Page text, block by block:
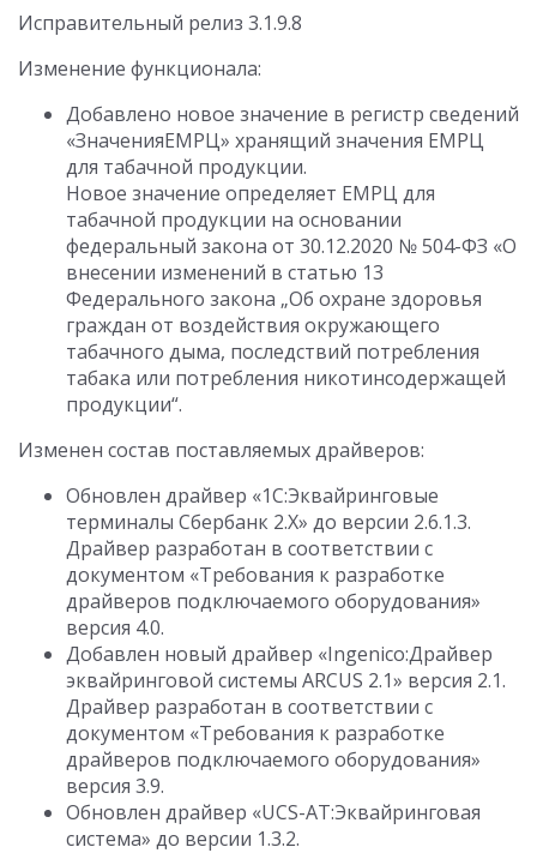
Исправительный релиз 3.1.9.8
Изменение функционала:
Добавлено новое значение в регистр сведений
«ЗначенияЕМРЦ» хранящий значения ЕМРЦ
для табачной продукции.
Новое значение определяет ЕМРЦ для
табачной продукции на основании
федеральный закона от 30.12.2020 № 504-ФЗ «О
внесении изменений в статью 13
Федерального закона „Об охране здоровья
граждан от воздействия окружающего
табачного дыма, последствий потребления
табака или потребления никотинсодержащей
продукции“.
Изменен состав поставляемых драйверов:
Обновлен драйвер «1С:Эквайринговые
терминалы Сбербанк 2.Х» до версии 2.6.1.3.
Драйвер разработан в соответствии с
документом «Требования к разработке
драйверов подключаемого оборудования»
версия 4.0.
Добавлен новый драйвер «Ingenico:Драйвер
эквайринговой системы ARCUS 2.1» версия 2.1.
Драйвер разработан в соответствии с
документом «Требования к разработке
драйверов подключаемого оборудования»
версия 3.9.
Обновлен драйвер «UCS-AT:Эквайринговая
система» до версии 1.3.2.